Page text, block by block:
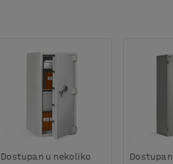
Dostupan u nekoliko